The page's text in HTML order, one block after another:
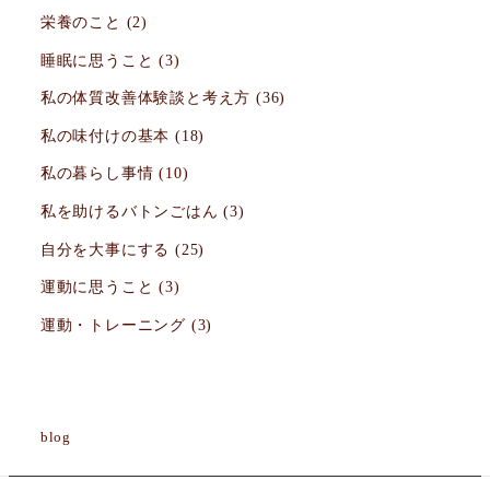
栄養のこと (2)
睡眠に思うこと (3)
私の体質改善体験談と考え方 (36)
私の味付けの基本 (18)
私の暮らし事情 (10)
私を助けるバトンごはん (3)
自分を大事にする (25)
運動に思うこと (3)
運動・トレーニング (3)
blog